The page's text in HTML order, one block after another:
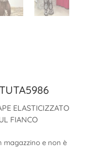
ELASTICIZZATO
FIANCO
e non è